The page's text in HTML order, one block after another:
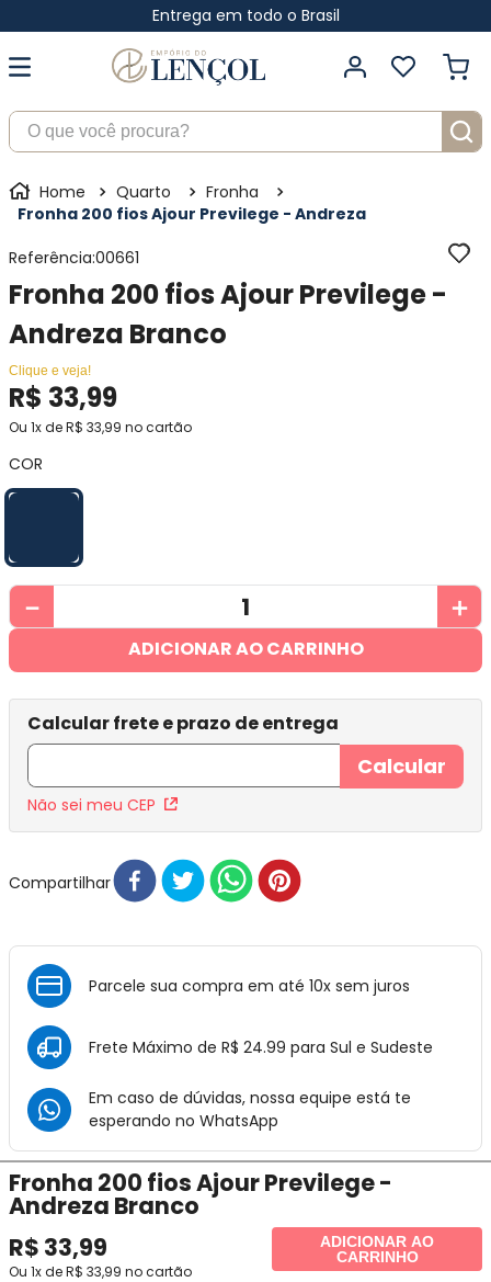
Entrega em todo o Brasil
O que você procura?
Quarto
Fronha
Fronha 200 fios Ajour Previlege - Andreza
Referência:00661
Fronha 200 fios Ajour Previlege -
Andreza Branco
Clique e veja!
R$ 33,99
Ou 1x deR$ 33,99 no cartão
COR
＋
－
ADICIONAR AO CARRINHO
Não sei meu CEP
Compartilhar
Parcele sua compra em até 10x sem juros
Frete Máximo de R$ 24.99 para Sul e Sudeste
Em caso de dúvidas, nossa equipe está te
esperando no WhatsApp
Fronha 200 fios Ajour Previlege -
Andreza Branco
R$ 33,99
Ou 1x deR$ 33,99 no cartão
ADICIONAR AO
CARRINHO